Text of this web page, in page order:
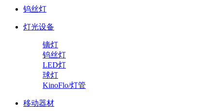
钨丝灯
灯光设备
镝灯
钨丝灯
LED灯
球灯
KinoFlo/灯管
移动器材